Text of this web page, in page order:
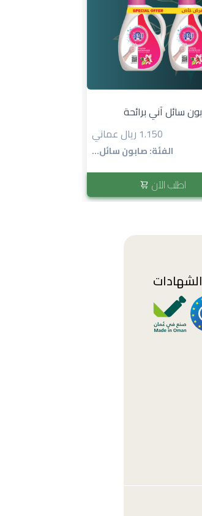
1.150 ريال عماني
الفئة: صابون سائل...
اطلب الآن
الشهادات